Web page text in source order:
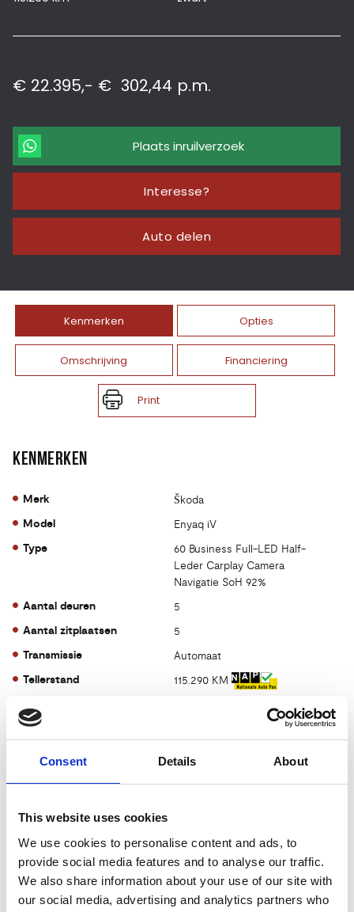
Consent Details About
This website uses cookies
We use cookies to personalise content and ads, to
provide social media features and to analyse our traffic.
We also share information about your use of our site with
our social media, advertising and analytics partners who
€ 22.395,- €302,44 p.m.
Plaats inruilverzoek
Interesse?
Auto delen
Kenmerken Opties
Omschrijving Financiering
Print
KENMERKEN
Merk Škoda
Model Enyaq iV
Type
60 Business Full-LED Half-
Leder Carplay Camera
Navigatie SoH 92%
Aantal deuren 5
Aantal zitplaatsen 5
Transmissie Automaat
Tellerstand 115.290 KM
Aantal versnellingen
Bouwjaar
Brandstof Elektrisch
Kleur zwart
Acceleratie 0-100 8.9 sec.
CO2-emissie 0 g/km